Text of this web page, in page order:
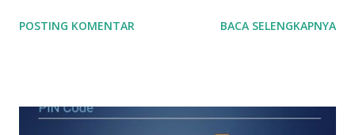
menit. Nah ada pula yang cuan dari membeli saham2 IPO.
baru. Apa yang harus kita lakukan sebelum membeli saham2
POSTING KOMENTAR BACA SELENGKAPNYA